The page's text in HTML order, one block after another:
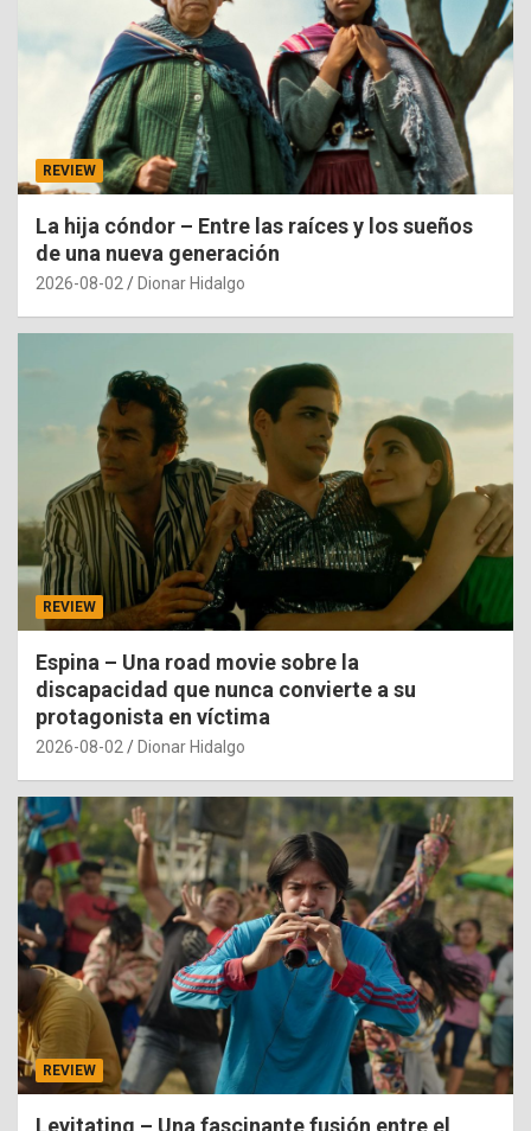
REVIEW
La hija cóndor – Entre las raíces y los sueños
de una nueva generación
2026-08-02 Dionar Hidalgo
REVIEW
Espina – Una road movie sobre la
discapacidad que nunca convierte a su
protagonista en víctima
2026-08-02 Dionar Hidalgo
REVIEW
Levitating – Una fascinante fusión entre el